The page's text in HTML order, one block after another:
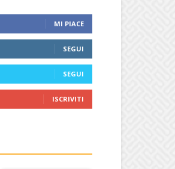
MI PIACE
SEGUI
SEGUI
ISCRIVITI